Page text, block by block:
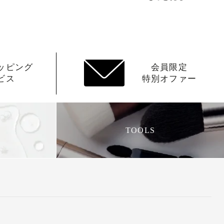
ピング
ス
会員限定
特別オファー
TOOLS